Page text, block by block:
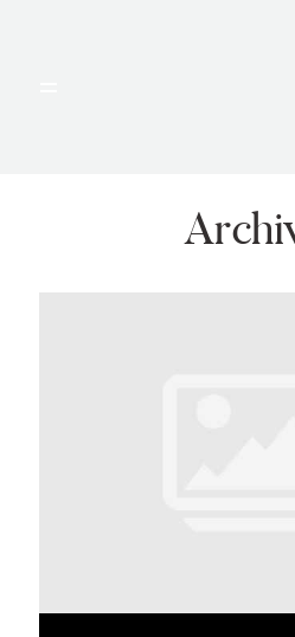
UMÓW SIĘ